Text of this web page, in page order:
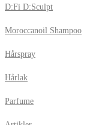
D:Fi D:Sculpt
Moroccanoil Shampoo
Hårspray
Hårlak
Parfume